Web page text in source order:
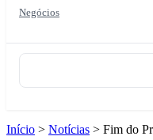
Negócios
Início > Notícias > Fim do